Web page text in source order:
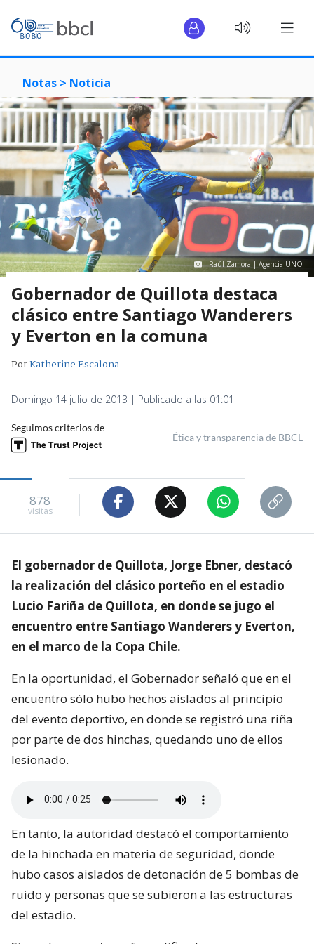
Notas > Noticia
Raúl Zamora | Agencia UNO
Gobernador de Quillota destaca
clásico entre Santiago Wanderers
y Everton en la comuna
PorKatherine Escalona
Domingo 14 julio de 2013 | Publicado a las 01:01
Seguimos criterios de
Ética y transparencia de BBCL
878
visitas
El gobernador de Quillota, Jorge Ebner, destacó
la realización del clásico porteño en el estadio
Lucio Fariña de Quillota, en donde se jugo el
encuentro entre Santiago Wanderers y Everton,
en el marco de la Copa Chile.
En la oportunidad, el Gobernador señaló que en el
encuentro sólo hubo hechos aislados al principio
del evento deportivo, en donde se registró una riña
por parte de dos hinchas, quedando uno de ellos
lesionado.
En tanto, la autoridad destacó el comportamiento
de la hinchada en materia de seguridad, donde
hubo casos aislados de detonación de 5 bombas de
ruido y personas que se subieron a las estructuras
del estadio.